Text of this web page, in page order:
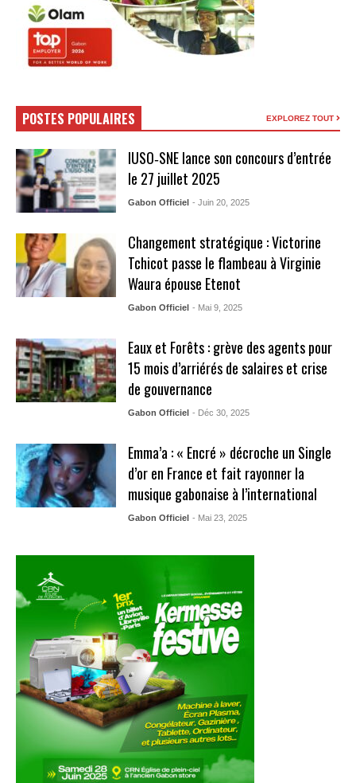
POSTES POPULAIRES EXPLOREZ TOUT
IUSO‑SNE lance son concours d’entrée
le 27 juillet 2025
Gabon Officiel - Juin 20, 2025
Changement stratégique : Victorine
Tchicot passe le flambeau à Virginie
Waura épouse Etenot
Gabon Officiel - Mai 9, 2025
Eaux et Forêts : grève des agents pour
15 mois d’arriérés de salaires et crise
de gouvernance
Gabon Officiel - Déc 30, 2025
Emma’a : « Encré » décroche un Single
d’or en France et fait rayonner la
musique gabonaise à l’international
Gabon Officiel - Mai 23, 2025